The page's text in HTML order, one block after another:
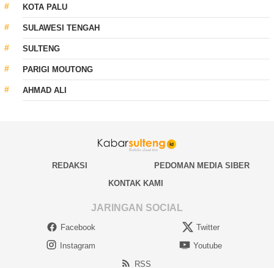
KOTA PALU
SULAWESI TENGAH
SULTENG
PARIGI MOUTONG
AHMAD ALI
REDAKSI
PEDOMAN MEDIA SIBER
KONTAK KAMI
JARINGAN SOCIAL
Facebook
Twitter
Instagram
Youtube
RSS